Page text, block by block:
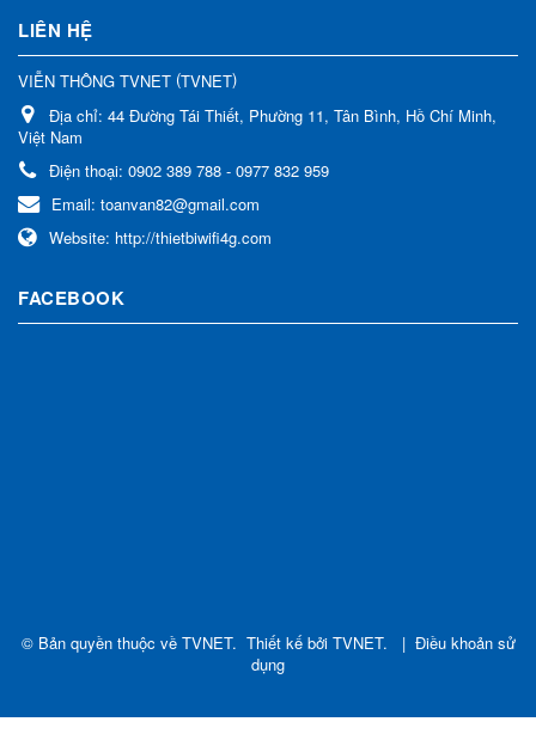
LIÊN HỆ
VIỄN THÔNG TVNET (TVNET)
Địa chỉ: 44 Đường Tái Thiết, Phường 11, Tân Bình, Hồ Chí Minh,
Việt Nam
Điện thoại: 0902 389 788 - 0977 832 959
Email: toanvan82@gmail.com
Website: http://thietbiwifi4g.com
FACEBOOK
© Bản quyền thuộc về TVNET. Thiết kế bởi TVNET. | Điều khoản sử
dụng